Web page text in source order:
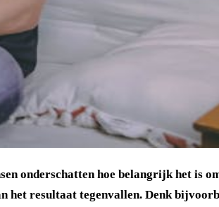
onderschatten hoe belangrijk het is
het resultaat tegenvallen. Denk